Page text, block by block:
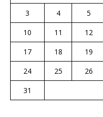
3
4 5
10
11 12
17
18 19
24
25 26
31